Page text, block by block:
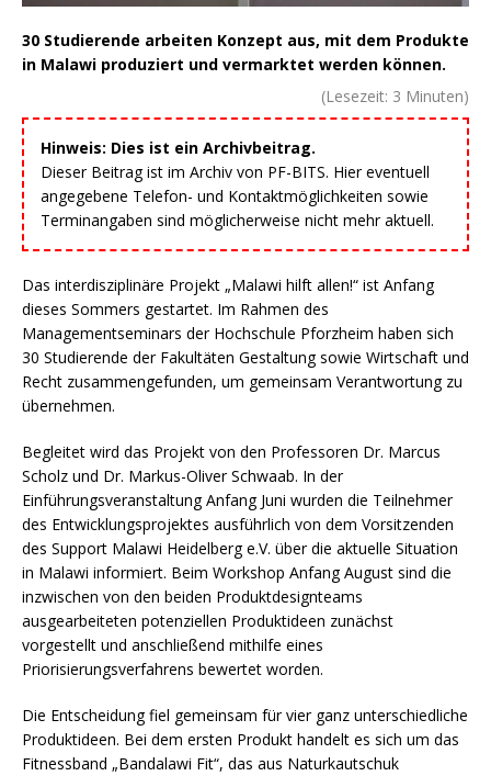
30 Studierende arbeiten Konzept aus, mit dem Produkte
in Malawi produziert und vermarktet werden können.
(Lesezeit: 3 Minuten)
Hinweis: Dies ist ein Archivbeitrag.
Dieser Beitrag ist im Archiv von PF-BITS. Hier eventuell
angegebene Telefon- und Kontaktmöglichkeiten sowie
Terminangaben sind möglicherweise nicht mehr aktuell.
Das interdisziplinäre Projekt „Malawi hilft allen!“ ist Anfang
dieses Sommers gestartet. Im Rahmen des
Managementseminars der Hochschule Pforzheim haben sich
30 Studierende der Fakultäten Gestaltung sowie Wirtschaft und
Recht zusammengefunden, um gemeinsam Verantwortung zu
übernehmen.
Begleitet wird das Projekt von den Professoren Dr. Marcus
Scholz und Dr. Markus-Oliver Schwaab. In der
Einführungsveranstaltung Anfang Juni wurden die Teilnehmer
des Entwicklungsprojektes ausführlich von dem Vorsitzenden
des Support Malawi Heidelberg e.V. über die aktuelle Situation
in Malawi informiert. Beim Workshop Anfang August sind die
inzwischen von den beiden Produktdesignteams
ausgearbeiteten potenziellen Produktideen zunächst
vorgestellt und anschließend mithilfe eines
Priorisierungsverfahrens bewertet worden.
Die Entscheidung fiel gemeinsam für vier ganz unterschiedliche
Produktideen. Bei dem ersten Produkt handelt es sich um das
Fitnessband „Bandalawi Fit“, das aus Naturkautschuk